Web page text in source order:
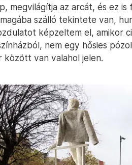
megvilágítja az arcát, és ez
szálló tekintete van,
képzeltem el, amikor
nem egy hősies
között van valahol jelen.